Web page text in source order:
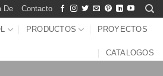
De Contacto
PRODUCTOS PROYECTOS
CATALOGOS